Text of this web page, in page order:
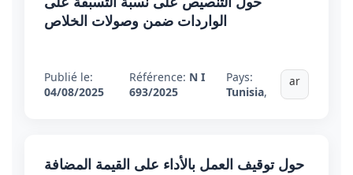
الواردات ضمن وصولات الخلاص
Publié le:
04/08/2025
Référence: N I
693/2025
Pays:
Tunisia,
ar
حول توقيف العمل بالأداء على القيمة المضافة